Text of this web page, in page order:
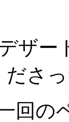
ザ
さ
回の